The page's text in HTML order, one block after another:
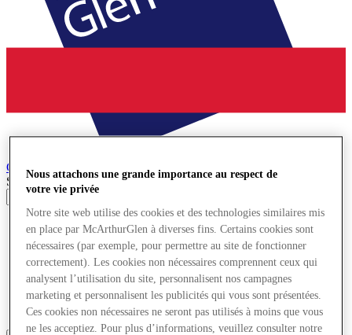
Cheshire Oaks Village de Marques
Search input
Magasins
Offres
Planifiez votre visite
Quoi de neuf
Mangez et buvez
Cartes cadeaux
Services
Nous attachons une grande importance au respect de
votre vie privée
Notre site web utilise des cookies et des technologies similaires mis
en place par McArthurGlen à diverses fins. Certains cookies sont
nécessaires (par exemple, pour permettre au site de fonctionner
correctement). Les cookies non nécessaires comprennent ceux qui
analysent l’utilisation du site, personnalisent nos campagnes
marketing et personnalisent les publicités qui vous sont présentées.
Ces cookies non nécessaires ne seront pas utilisés à moins que vous
ne les acceptiez. Pour plus d’informations, veuillez consulter notre